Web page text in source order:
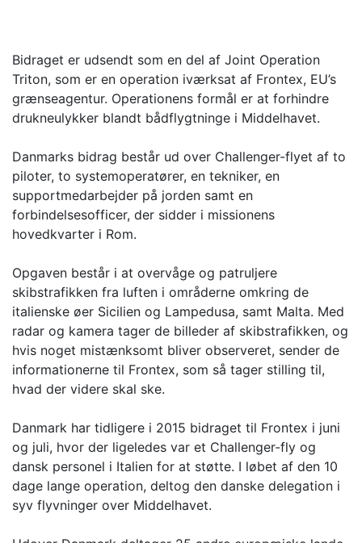
Bidraget er udsendt som en del af Joint Operation
Triton, som er en operation iværksat af Frontex, EU’s
grænseagentur. Operationens formål er at forhindre
drukneulykker blandt bådflygtninge i Middelhavet.
Danmarks bidrag består ud over Challenger-flyet af to
piloter, to systemoperatører, en tekniker, en
supportmedarbejder på jorden samt en
forbindelsesofficer, der sidder i missionens
hovedkvarter i Rom.
Opgaven består i at overvåge og patruljere
skibstrafikken fra luften i områderne omkring de
italienske øer Sicilien og Lampedusa, samt Malta. Med
radar og kamera tager de billeder af skibstrafikken, og
hvis noget mistænksomt bliver observeret, sender de
informationerne til Frontex, som så tager stilling til,
hvad der videre skal ske.
Danmark har tidligere i 2015 bidraget til Frontex i juni
og juli, hvor der ligeledes var et Challenger-fly og
dansk personel i Italien for at støtte. I løbet af den 10
dage lange operation, deltog den danske delegation i
syv flyvninger over Middelhavet.